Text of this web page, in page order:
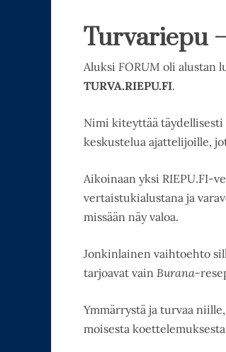
Turvariepu
Aluksi FORUM oli alustan
TURVA.RIEPU.FI.
Nimi kiteyttää täydellisesti
keskustelua ajattelijoille,
Aikoinaan yksi RIEPU.FI-
vertaistukialustana ja
missään näy valoa.
Jonkinlainen vaihtoehto
tarjoavat vain Burana-
Ymmärrystä ja turvaa
moisesta